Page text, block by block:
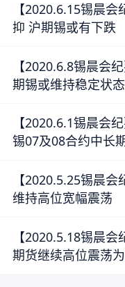
【2020.6.15锡晨
抑 沪期锡或有下跌
【2020.6.8锡晨会
期锡或维持稳定状态
【2020.6.1锡晨会纪
锡07及08合约中长
【2020.5.25锡晨
维持高位宽幅震荡
【2020.5.18锡晨
期货继续高位震荡